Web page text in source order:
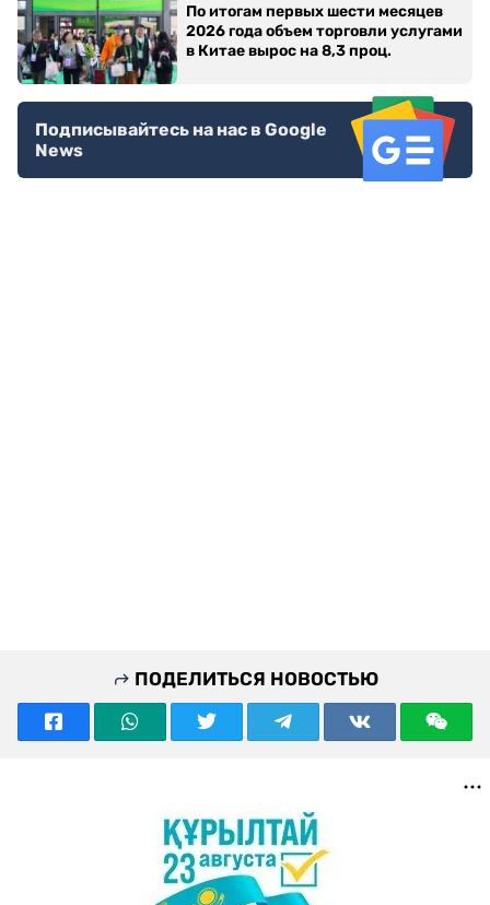
По итогам первых шести месяцев
2026 года объем торговли услугами
в Китае вырос на 8,3 проц.
Подписывайтесь на нас в Google
News
ПОДЕЛИТЬСЯ НОВОСТЬЮ